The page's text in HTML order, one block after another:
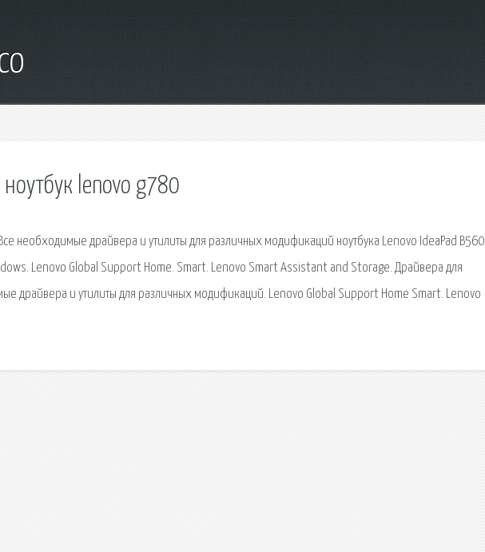
lenovo g780
необходимые драйвера и утилиты для различных модификаций ноутбука Lenovo IdeaPad B560
Lenovo Global Support Home. Smart. Lenovo Smart Assistant and Storage. Драйвера для
драйвера и утилиты для различных модификаций. Lenovo Global Support Home Smart. Lenovo